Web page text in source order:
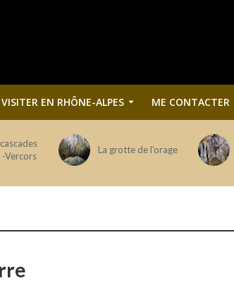
EN RHÔNE-ALPES ME CONTACTER
Vercors
La grotte de l’orage